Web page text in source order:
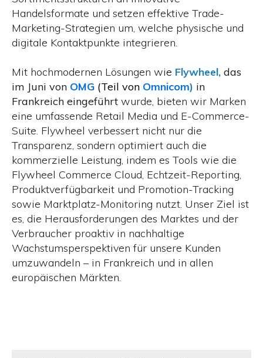
Handelsformate und setzen effektive Trade-
Marketing-Strategien um, welche physische und
digitale Kontaktpunkte integrieren.
Mit hochmodernen Lösungen wie Flywheel, das
im Juni von OMG (Teil von Omnicom) in
Frankreich eingeführt wurde, bieten wir Marken
eine umfassende Retail Media und E-Commerce-
Suite. Flywheel verbessert nicht nur die
Transparenz, sondern optimiert auch die
kommerzielle Leistung, indem es Tools wie die
Flywheel Commerce Cloud, Echtzeit-Reporting,
Produktverfügbarkeit und Promotion-Tracking
sowie Marktplatz-Monitoring nutzt. Unser Ziel ist
es, die Herausforderungen des Marktes und der
Verbraucher proaktiv in nachhaltige
Wachstumsperspektiven für unsere Kunden
umzuwandeln – in Frankreich und in allen
europäischen Märkten.